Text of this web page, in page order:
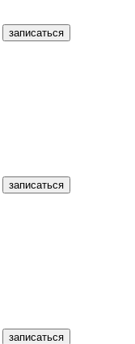
записаться
записаться
записаться